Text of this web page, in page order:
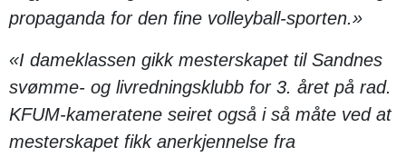
propaganda for den fine volleyball-sporten.»
«I dameklassen gikk mesterskapet til Sandnes
svømme- og livredningsklubb for 3. året på rad.
KFUM-kameratene seiret også i så måte ved at
mesterskapet fikk anerkjennelse fra